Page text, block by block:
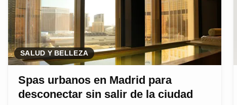
SALUD Y BELLEZA
Spas urbanos en Madrid para
desconectar sin salir de la ciudad